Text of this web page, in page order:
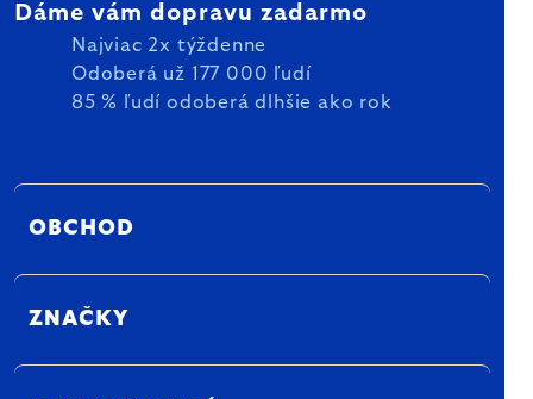
Dáme vám dopravu zadarmo
Najviac 2x týždenne
Odoberá už 177 000 ľudí
85 % ľudí odoberá dlhšie ako rok
OBCHOD
ZNAČKY